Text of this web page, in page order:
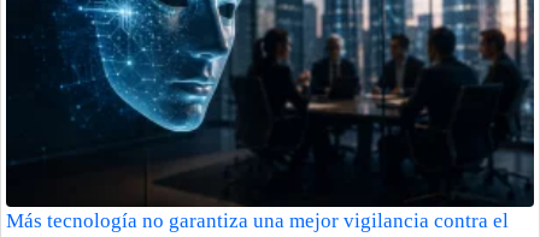
Más tecnología no garantiza una mejor vigilancia contra el